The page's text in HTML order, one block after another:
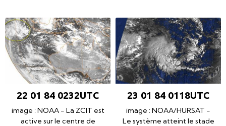
22 01 84 0232UTC
image : NOAA - La ZCIT est
active sur le centre de
23 01 84 0118UTC
image : NOAA/HURSAT -
Le système atteint le stade